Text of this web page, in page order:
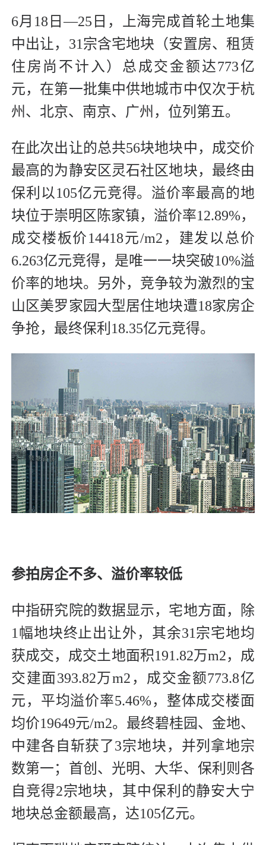
6月18日—25日，上海完成首轮土地集
中出让，31宗含宅地块（安置房、租赁
住房尚不计入）总成交金额达773亿
元，在第一批集中供地城市中仅次于杭
州、北京、南京、广州，位列第五。
在此次出让的总共56块地块中，成交价
最高的为静安区灵石社区地块，最终由
保利以105亿元竞得。溢价率最高的地
块位于崇明区陈家镇，溢价率12.89%，
成交楼板价14418元/m2，建发以总价
6.263亿元竞得，是唯一一块突破10%溢
价率的地块。另外，竞争较为激烈的宝
山区美罗家园大型居住地块遭18家房企
争抢，最终保利18.35亿元竞得。
参拍房企不多、溢价率较低
中指研究院的数据显示，宅地方面，除
1幅地块终止出让外，其余31宗宅地均
获成交，成交土地面积191.82万m2，成
交建面393.82万m2，成交金额773.8亿
元，平均溢价率5.46%，整体成交楼面
均价19649元/m2。最终碧桂园、金地、
中建各自斩获了3宗地块，并列拿地宗
数第一；首创、光明、大华、保利则各
自竞得2宗地块，其中保利的静安大宁
地块总金额最高，达105亿元。